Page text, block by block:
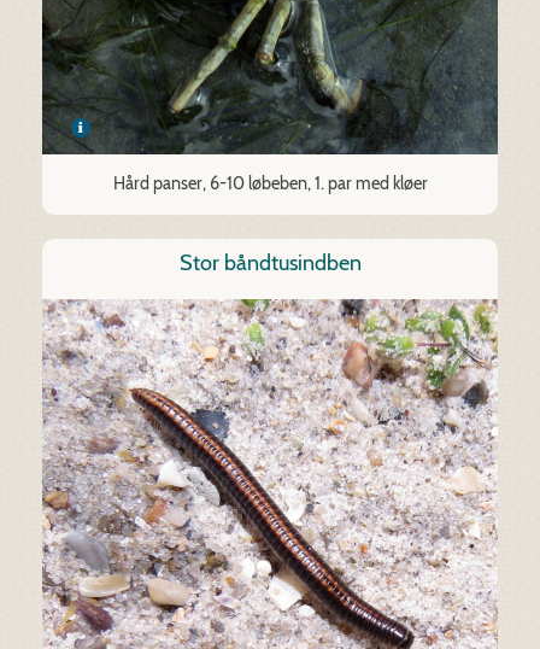
Hård panser, 6-10 løbeben, 1. par med kløer
Stor båndtusindben